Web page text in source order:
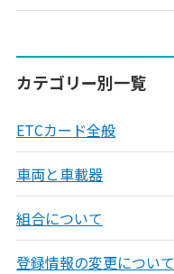
カテゴリー別一覧
ETCカード全般
車両と車載器
組合について
登録情報の変更について